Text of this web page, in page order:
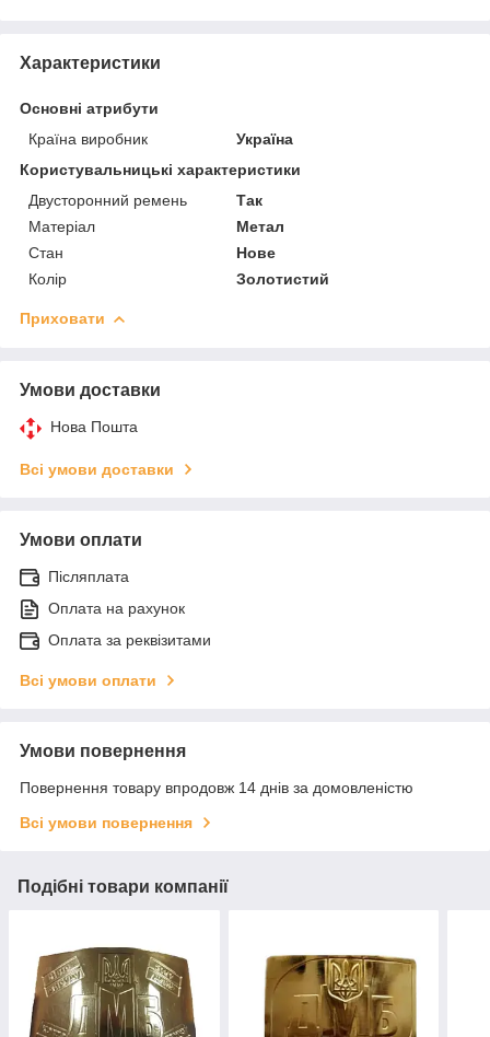
Характеристики
Основні атрибути
Країна виробник
Україна
Користувальницькі характеристики
Двусторонний ремень
Так
Матеріал
Метал
Стан
Нове
Колір
Золотистий
Приховати
Умови доставки
Нова Пошта
Всі умови доставки
Умови оплати
Післяплата
Оплата на рахунок
Оплата за реквізитами
Всі умови оплати
Умови повернення
Повернення товару впродовж 14 днів за домовленістю
Всі умови повернення
Подібні товари компанії